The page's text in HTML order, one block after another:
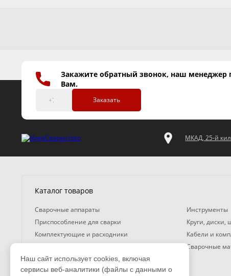
Закажите обратный звонок, наш менеджер
Вам.
Заказать
МКАД, 25-й
Каталог товаров
Сварочные аппараты
Инструменты
Приспособление для сварки
Круги, диски,
Комплектующие и расходники
Кабели и
Сварочные
Средства защиты
Наш сайт использует cookies, включая
сервисы веб-аналитики (файлы с данными о